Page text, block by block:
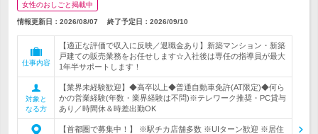
女性のおしごと掲載中
情報更新日：2026/08/07 終了予定日： 2026/09/10
仕事内容
【適正な評価で収入に反映／退職金あり】新築マンション・新築
戸建ての販売業務をお任せします☆入社後は専任の指導員が最大
1年半サポートします！
対象と
なる方
【業界未経験歓迎】◆高卒以上◆普通自動車免許(AT限定)◆何ら
かの営業経験(年数・業界経験は不問)※テレワーク推奨・PC貸与
あり／時間休＆時差出勤OK
【首都圏で募集中！】 ※駅チカ店舗多数 ※UIターン歓迎 ※居住